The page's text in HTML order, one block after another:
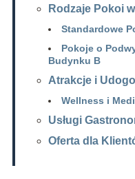
Rodzaje Pokoi
Standardowe
Pokoje o
Budynku B
Atrakcje i
Wellness i
Usługi
Oferta dla